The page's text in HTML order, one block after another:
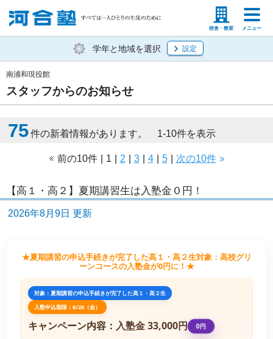
校舎・教室 メニュー
塾生の方 高等学校の先生
学年と地域を選択 設定
スタッフからのお知らせ
南浦和現役館
75件の新着情報があります。 1-10件を表示
前の10件 1 2 3 4 5 次の10件
【高１・高２】夏期講習生は入塾金０円！
2026年8月9日 更新
★夏期講習の申込手続きが完了した高１・高２生対象：高校グリ
ーンコースの入塾金が0円に！★
対象：夏期講習の申込手続きが完了した高１・高２生
入塾申込期限：8/28（金）
キャンペーン内容： 入塾金33,000円 0円